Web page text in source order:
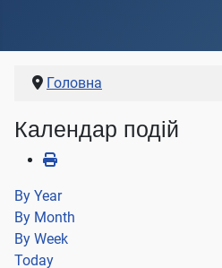
Головна
Календар подій
By Year
By Month
By Week
Today